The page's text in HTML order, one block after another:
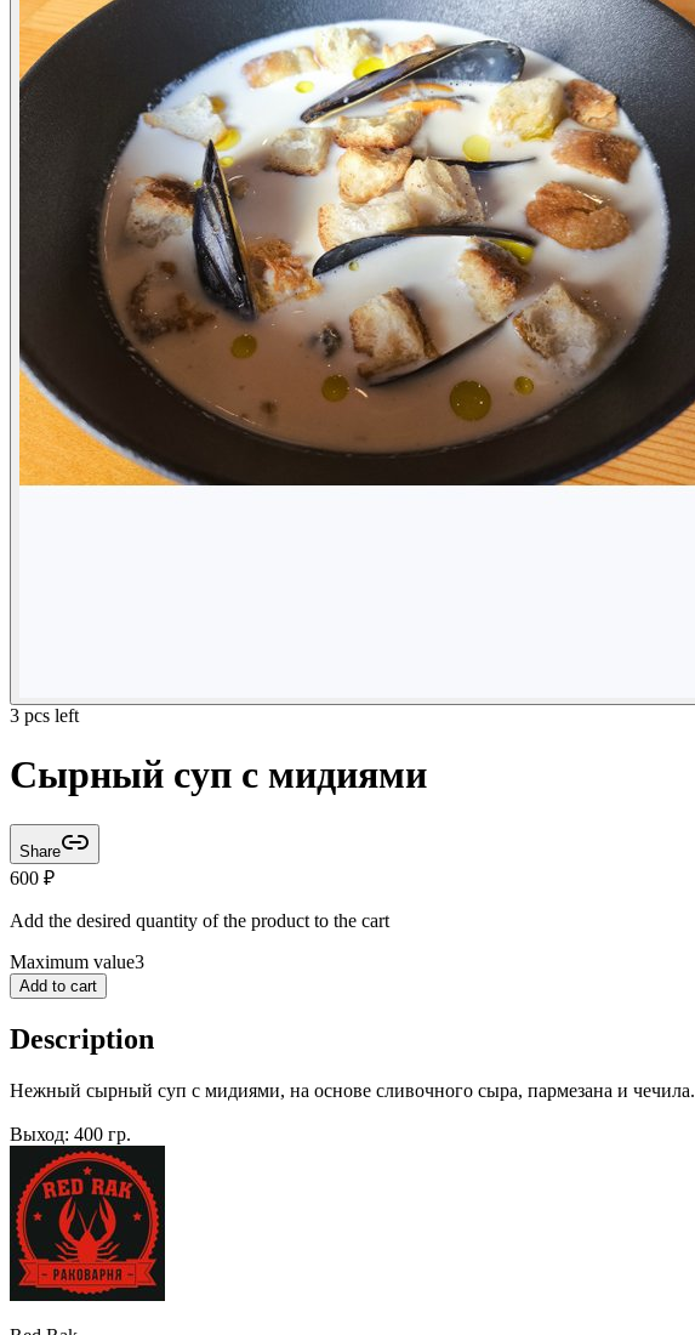
3 pcs left
Сырный суп с мидиями
Share
600 ₽
Add the desired quantity of the product to the cart
Maximum value3
Add to cart
Description
Нежный сырный суп с мидиями, на основе сливочного сыра, пармезана и чечила.
Выход: 400 гр.